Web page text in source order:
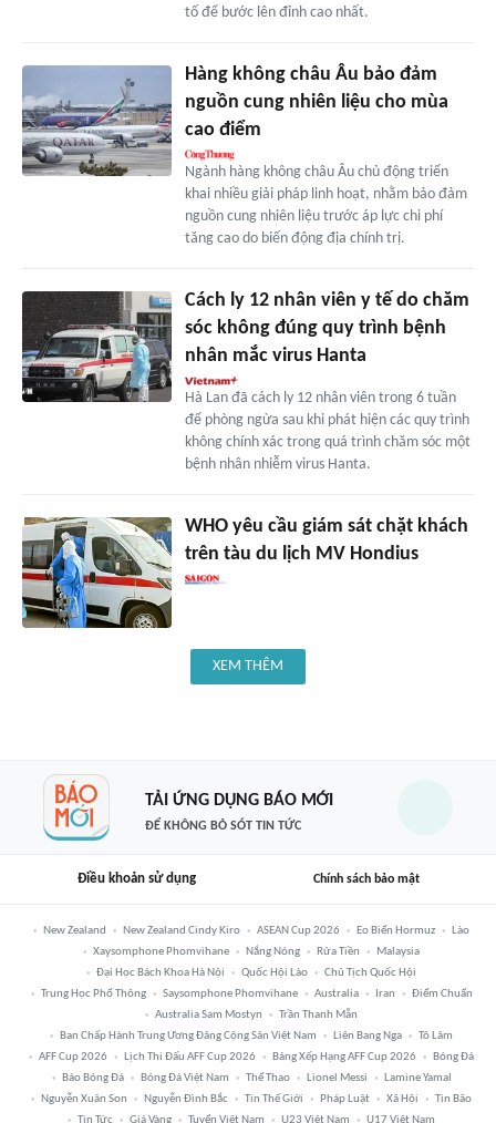
tố để bước lên đỉnh cao nhất.
Hàng không châu Âu bảo đảm
nguồn cung nhiên liệu cho mùa
cao điểm
Ngành hàng không châu Âu chủ động triển
khai nhiều giải pháp linh hoạt, nhằm bảo đảm
nguồn cung nhiên liệu trước áp lực chi phí
tăng cao do biến động địa chính trị.
Cách ly 12 nhân viên y tế do chăm
sóc không đúng quy trình bệnh
nhân mắc virus Hanta
Hà Lan đã cách ly 12 nhân viên trong 6 tuần
để phòng ngừa sau khi phát hiện các quy trình
không chính xác trong quá trình chăm sóc một
bệnh nhân nhiễm virus Hanta.
WHO yêu cầu giám sát chặt khách
trên tàu du lịch MV Hondius
XEM THÊM
TẢI ỨNG DỤNG BÁO MỚI
ĐỂ KHÔNG BỎ SÓT TIN TỨC
Điều khoản sử dụng Chính sách bảo mật
New Zealand New Zealand Cindy Kiro ASEAN Cup 2026 Eo Biển Hormuz
Lào
Xaysomphone Phomvihane
Nắng Nóng Rửa Tiền
Malaysia
Đại Học Bách Khoa Hà Nội
Quốc Hội Lào
Chủ Tịch Quốc Hội
Trung Học Phổ Thông
Saysomphone Phomvihane Australia Iran
Điểm Chuẩn
Australia Sam Mostyn
Trần Thanh Mẫn
Ban Chấp Hành Trung Ương Đảng Cộng Sản Việt Nam
Liên Bang Nga
Tô Lâm
AFF Cup 2026
Lịch Thi Đấu AFF Cup 2026 Bảng Xếp Hạng AFF Cup 2026
Bóng Đá
Báo Bóng Đá
Bóng Đá Việt Nam Thể Thao Lionel Messi
Lamine Yamal
Nguyễn Xuân Son
Nguyễn Đình Bắc Tin Thế Giới Pháp Luật Xã Hội
Tin Bão
Tin Tức
Giá Vàng Tuyển Việt Nam U23 Việt Nam U17 Việt Nam